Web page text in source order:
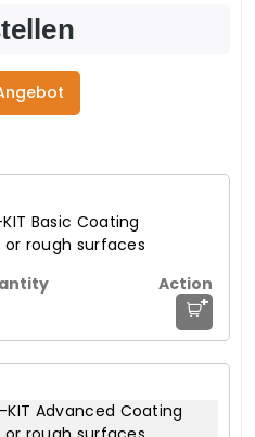
Basic Coating
rough surfaces
+
Advanced Coating